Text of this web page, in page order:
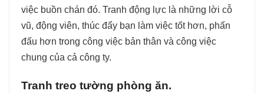
việc buồn chán đó. Tranh động lực là những lời cỗ
vũ, động viên, thúc đẩy bạn làm việc tốt hơn, phấn
đấu hơn trong công việc bản thân và công việc
chung của cả công ty.
Tranh treo tường phòng ăn.